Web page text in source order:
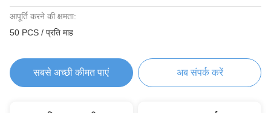
आपूर्ति करने की क्षमता:
50 PCS / प्रति माह
सबसे अच्छी कीमत पाएं अब संपर्क करें